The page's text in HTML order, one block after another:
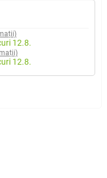
12.8.
12.8.